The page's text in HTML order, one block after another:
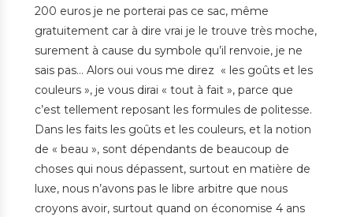
200 euros je ne porterai pas ce sac, même
gratuitement car à dire vrai je le trouve très moche,
surement à cause du symbole qu’il renvoie, je ne
sais pas… Alors oui vous me direz « les goûts et les
couleurs », je vous dirai « tout à fait », parce que
c’est tellement reposant les formules de politesse.
Dans les faits les goûts et les couleurs, et la notion
de « beau », sont dépendants de beaucoup de
choses qui nous dépassent, surtout en matière de
luxe, nous n’avons pas le libre arbitre que nous
croyons avoir, surtout quand on économise 4 ans